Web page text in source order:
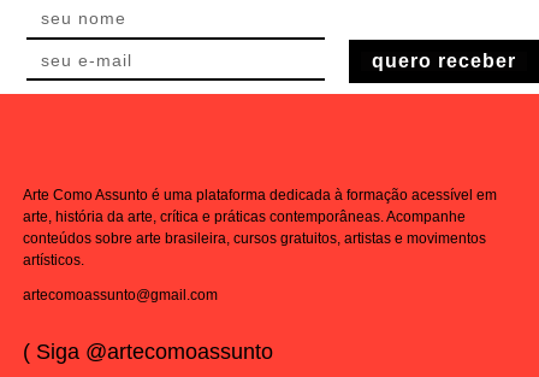
quero receber
Arte Como Assunto é uma plataforma dedicada à formação acessível em
arte, história da arte, crítica e práticas contemporâneas. Acompanhe
conteúdos sobre arte brasileira, cursos gratuitos, artistas e movimentos
artísticos.
artecomoassunto@gmail.com
( Siga @artecomoassunto